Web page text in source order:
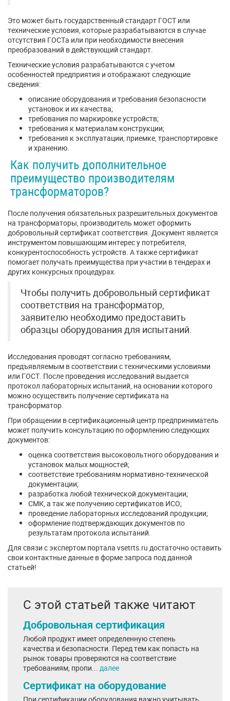
Это может быть государственный стандарт ГОСТ или
технические условия, которые разрабатываются в случае
отсутствия ГОСТа или при необходимости внесения
преобразований в действующий стандарт.
Технические условия разрабатываются с учетом
особенностей предприятия и отображают следующие
сведения:
описание оборудования и требования безопасности
установок и их качества;
требования по маркировке устройств;
требования к материалам конструкции;
требования к эксплуатации, приемке, транспортировке
и хранению.
Как получить дополнительное
преимущество производителям
трансформаторов?
После получения обязательных разрешительных документов
на трансформаторы, производитель может оформить
добровольный сертификат соответствия. Документ является
инструментом повышающим интерес у потребителя,
конкурентоспособность устройств. А также сертификат
помогает получать преимущества при участии в тендерах и
других конкурсных процедурах.
Чтобы получить добровольный сертификат
соответствия на трансформатор,
заявителю необходимо предоставить
образцы оборудования для испытаний.
Исследования проводят согласно требованиям,
предъявляемым в соответствии с техническими условиями
или ГОСТ. После проведения исследований выдается
протокол лабораторных испытаний, на основании которого
можно осуществить получение сертификата на
трансформатор.
При обращении в сертификационный центр предприниматель
может получить консультацию по оформлению следующих
документов:
оценка соответствия высоковольтного оборудования и
установок малых мощностей;
соответствие требованиям нормативно-технической
документации;
разработка любой технической документации;
СМК, а так же получению сертификатов ИСО;
проведение лабораторных исследований продукции;
оформление подтверждающих документов по
результатам протокола испытаний.
Для связи с экспертом портала vsetrts.ru достаточно оставить
свои контактные данные в форме запроса под данной
статьей!
С этой статьей также читают
Добровольная сертификация
Любой продукт имеет определенную степень
качества и безопасности. Перед тем как попасть на
рынок товары проверяются на соответствие
требованиям, пропи... далее
Сертификат на оборудование